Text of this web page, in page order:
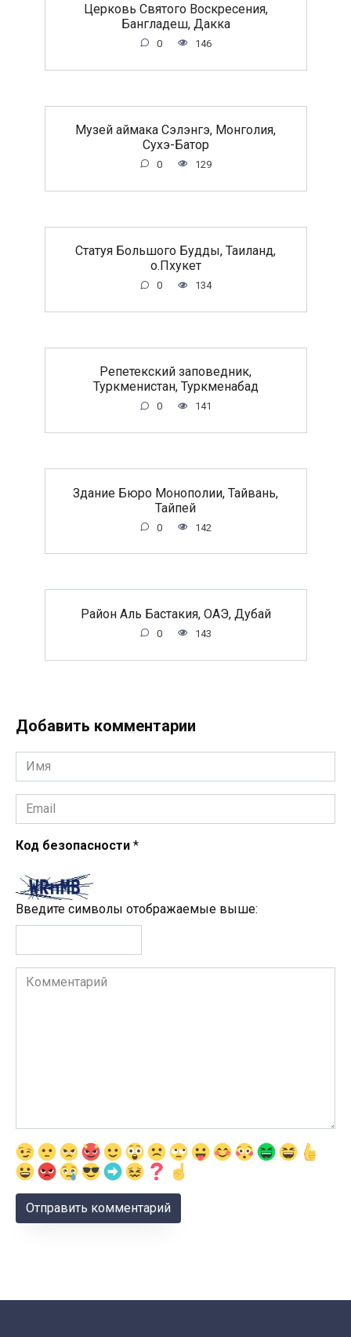
Церковь Святого Воскресения,
Бангладеш, Дакка
0 146
Музей аймака Сэлэнгэ, Монголия,
Сухэ-Батор
0 129
Статуя Большого Будды, Таиланд,
о.Пхукет
0 134
Репетекский заповедник,
Туркменистан, Туркменабад
0 141
Здание Бюро Монополии, Тайвань,
Тайпей
0 142
Район Аль Бастакия, ОАЭ, Дубай
0 143
Добавить комментарии
Имя
*
Email
*
Код безопасности *
Введите символы отображаемые выше:
Комментарий